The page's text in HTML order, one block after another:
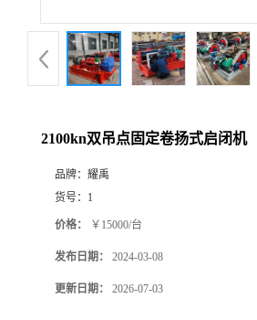
2100kn双吊点固定卷扬式启闭机
品牌： 耀禹
货号： 1
价格： ￥15000/台
发布日期： 2024-03-08
更新日期： 2026-07-03